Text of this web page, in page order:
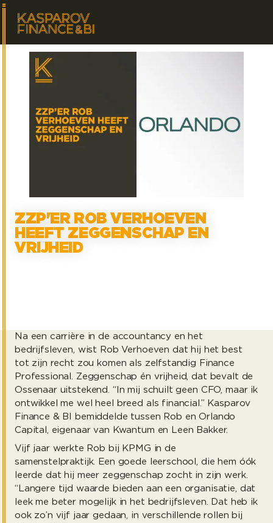
ZZP'ER ROB VERHOEVEN
HEEFT ZEGGENSCHAP EN
VRIJHEID
Na een carrière in de accountancy en het
bedrijfsleven, wist Rob Verhoeven dat hij het best
tot zijn recht zou komen als zelfstandig Finance
Professional. Zeggenschap én vrijheid, dat bevalt de
Ossenaar uitstekend. “In mij schuilt geen CFO, maar ik
ontwikkel me wel heel breed als financial.” Kasparov
Finance & BI bemiddelde tussen Rob en Orlando
Capital, eigenaar van Kwantum en Leen Bakker.
Vijf jaar werkte Rob bij KPMG in de
samenstelpraktijk. Een goede leerschool, die hem óók
leerde dat hij meer zeggenschap zocht in zijn werk.
“Langere tijd waarde bieden aan een organisatie, dat
leek me beter mogelijk in het bedrijfsleven. Dat heb ik
ook zo’n vijf jaar gedaan, in verschillende rollen bij